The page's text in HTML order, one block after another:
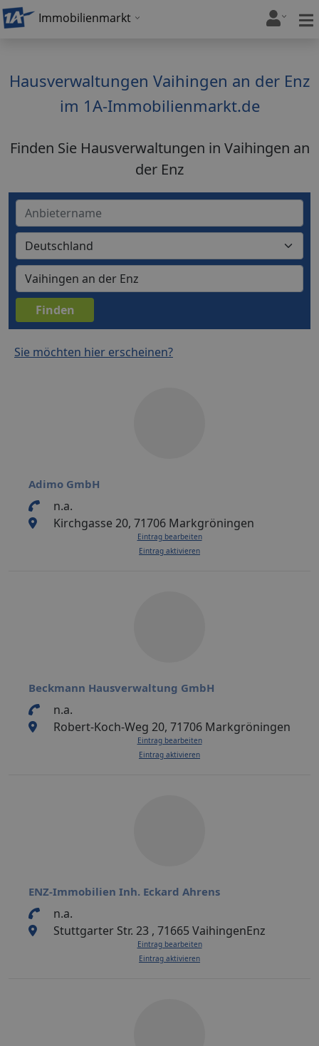
Immobilienmarkt
Hausverwaltungen Vaihingen an der Enz
im 1A-Immobilienmarkt.de
Finden Sie Hausverwaltungen in Vaihingen an
der Enz
Sie möchten hier erscheinen?
Adimo GmbH
n.a.
Kirchgasse 20, 71706 Markgröningen
Eintrag bearbeiten
Eintrag aktivieren
Beckmann Hausverwaltung GmbH
n.a.
Robert-Koch-Weg 20, 71706 Markgröningen
Eintrag bearbeiten
Eintrag aktivieren
ENZ-Immobilien Inh. Eckard Ahrens
n.a.
Stuttgarter Str. 23 , 71665 VaihingenEnz
Eintrag bearbeiten
Eintrag aktivieren